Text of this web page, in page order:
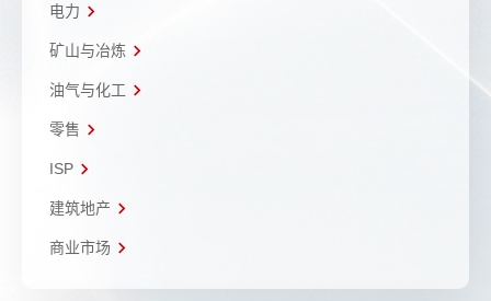
电力
矿山与冶炼
油气与化工
零售
ISP
建筑地产
商业市场